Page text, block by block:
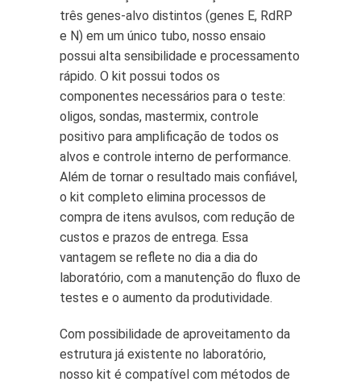
três genes-alvo distintos (genes E, RdRP
e N) em um único tubo, nosso ensaio
possui alta sensibilidade e processamento
rápido. O kit possui todos os
componentes necessários para o teste:
oligos, sondas, mastermix, controle
positivo para amplificação de todos os
alvos e controle interno de performance.
Além de tornar o resultado mais confiável,
o kit completo elimina processos de
compra de itens avulsos, com redução de
custos e prazos de entrega. Essa
vantagem se reflete no dia a dia do
laboratório, com a manutenção do fluxo de
testes e o aumento da produtividade.
Com possibilidade de aproveitamento da
estrutura já existente no laboratório,
nosso kit é compatível com métodos de